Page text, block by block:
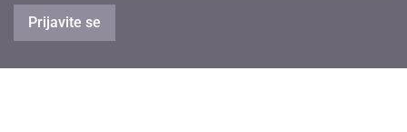
Prijavite se